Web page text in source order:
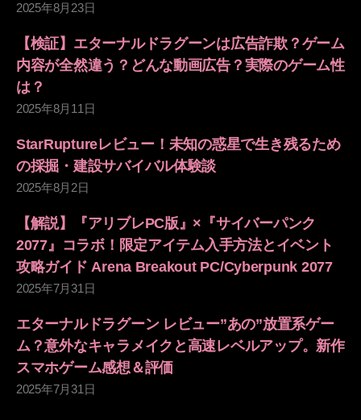
2025年8月23日
【検証】エターナルドラグーンは広告詐欺？ゲーム
内容が全然違う？どんな動画広告？実際のゲーム性
は？
2025年8月11日
StarRuptureレビュー！未知の惑星で生き残るため
の採掘・建設サバイバル体験談
2025年8月2日
【解説】『アリブレPC版』×『サイバーパンク
2077』コラボ！限定アイテム入手方法とイベント
攻略ガイド Arena Breakout PC/Cyberpunk 2077
2025年7月31日
エターナルドラグーン レビュー”あの”放置系ゲー
ム？意外なキャラメイクと高速レベルアップ。新作
スマホゲーム感想＆評価
2025年7月31日